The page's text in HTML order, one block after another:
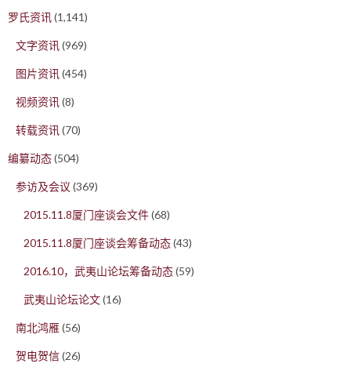
罗氏资讯(1,141)
文字资讯(969)
图片资讯(454)
视频资讯(8)
转载资讯(70)
编纂动态(504)
参访及会议 (369)
2015.11.8厦门座谈会文件(68)
2015.11.8厦门座谈会筹备动态(43)
2016.10，武夷山论坛筹备动态(59)
武夷山论坛论文(16)
南北鸿雁(56)
贺电贺信(26)